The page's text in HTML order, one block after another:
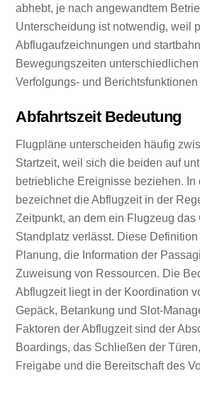
abhebt, je nach angewandtem
Unterscheidung ist notwendig, weil
Abflugaufzeichnungen und
Bewegungszeiten
Verfolgungs- und
Abfahrtszeit Bedeutung
Flugpläne unterscheiden häufig
Startzeit, weil sich die beiden auf
betriebliche Ereignisse beziehen. In
bezeichnet die Abflugzeit in der
Zeitpunkt, an dem ein Flugzeug das
Standplatz verlässt. Diese
Planung, die Information der
Zuweisung von Ressourcen. Die
Abflugzeit liegt in der Koordination
Gepäck, Betankung und Slot-
Faktoren der Abflugzeit sind der
Boardings, das Schließen der
Freigabe und die Bereitschaft des